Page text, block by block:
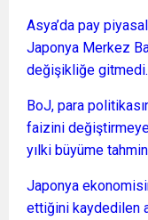
Asya’da pay
Japonya Merkez
değişikliğe gitmedi.
BoJ, para
faizini
yılki büyüme
Japonya
ettiğini kaydedilen